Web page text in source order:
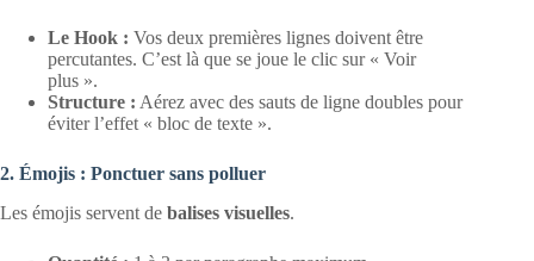
Le Hook : Vos deux premières lignes doivent être
percutantes. C’est là que se joue le clic sur « Voir
plus ».
Structure : Aérez avec des sauts de ligne doubles pour
éviter l’effet « bloc de texte ».
2. Émojis : Ponctuer sans polluer
Les émojis servent de balises visuelles.